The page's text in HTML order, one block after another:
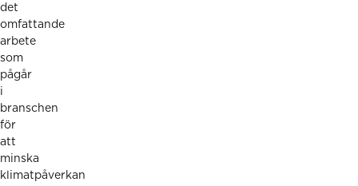
det
omfattande
arbete
som
pågår
i
branschen
för
att
minska
klimatpåverkan